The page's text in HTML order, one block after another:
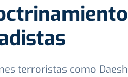
terroristas como Daesh